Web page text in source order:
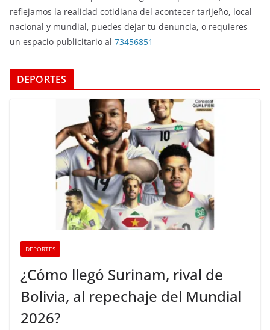
reflejamos la realidad cotidiana del acontecer tarijeño, local
nacional y mundial, puedes dejar tu denuncia, o requieres
un espacio publicitario al 73456851
DEPORTES
DEPORTES
¿Cómo llegó Surinam, rival de
Bolivia, al repechaje del Mundial
2026?